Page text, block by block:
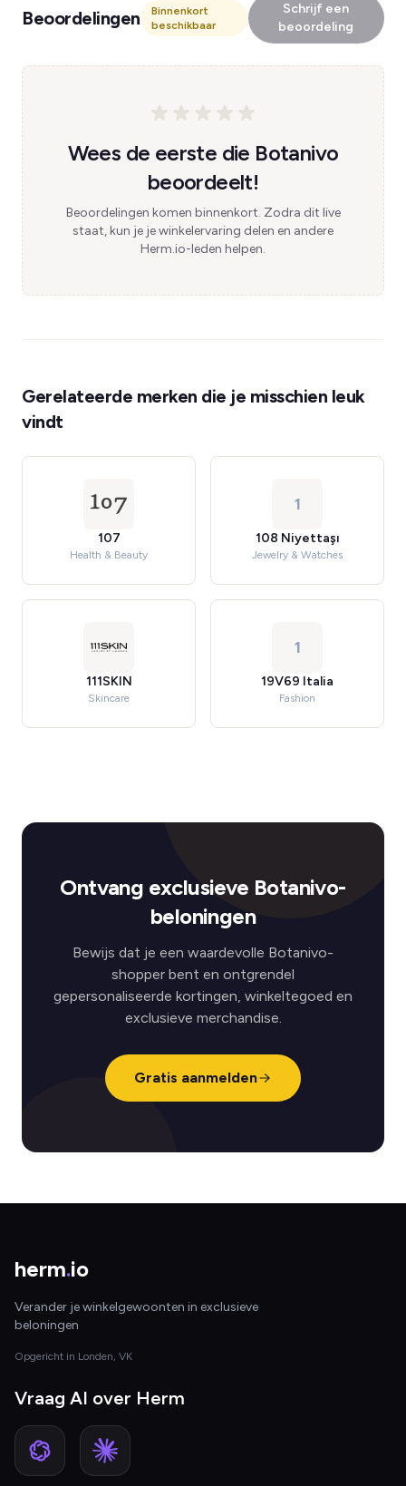
Beoordelingen
Binnenkort
beschikbaar
Schrijf een
beoordeling
Wees de eerste die Botanivo
beoordeelt!
Beoordelingen komen binnenkort. Zodra dit live
staat, kun je je winkelervaring delen en andere
Herm.io-leden helpen.
Gerelateerde merken die je misschien leuk
vindt
107
Health & Beauty
1
108 Niyettaşı
Jewelry & Watches
111SKIN
Skincare
1
19V69 Italia
Fashion
Ontvang exclusieve Botanivo-
beloningen
Bewijs dat je een waardevolle Botanivo-
shopper bent en ontgrendel
gepersonaliseerde kortingen, winkeltegoed en
exclusieve merchandise.
Gratis aanmelden
herm.io
Verander je winkelgewoonten in exclusieve
beloningen
Opgericht in Londen, VK
Vraag AI over Herm